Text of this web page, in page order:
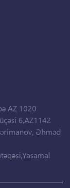
AZ 1020
6,AZ1142
Əhməd